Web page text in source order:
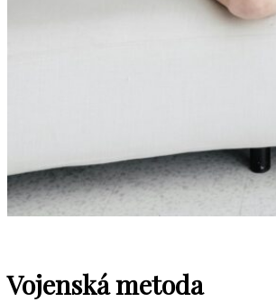
Vojenská metoda